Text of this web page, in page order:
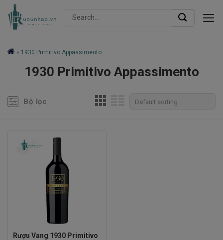
Skip
Search
» 1930 Primitivo Appassimento
1930 Primitivo Appassimento
Bộ lọc
Rượu Vang 1930 Primitivo